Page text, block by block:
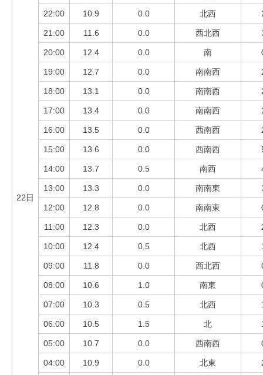
22日
22:00 10.9 0.0 北西
21:00 11.6 0.0 西北西
20:00 12.4 0.0 南
19:00 12.7 0.0 南南西
18:00 13.1 0.0 南南西
17:00 13.4 0.0 南南西
16:00 13.5 0.0 西南西
15:00 13.6 0.0 西南西
14:00 13.7 0.5 南西
13:00 13.3 0.0 南南東
12:00 12.8 0.0 南南東
11:00 12.3 0.0 北西
10:00 12.4 0.5 北西
09:00 11.8 0.0 西北西
08:00 10.6 1.0 南東
07:00 10.3 0.5 北西
06:00 10.5 1.5 北
05:00 10.7 0.0 西南西
04:00 10.9 0.0 北東